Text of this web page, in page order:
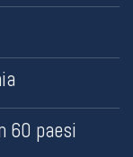
60 paesi